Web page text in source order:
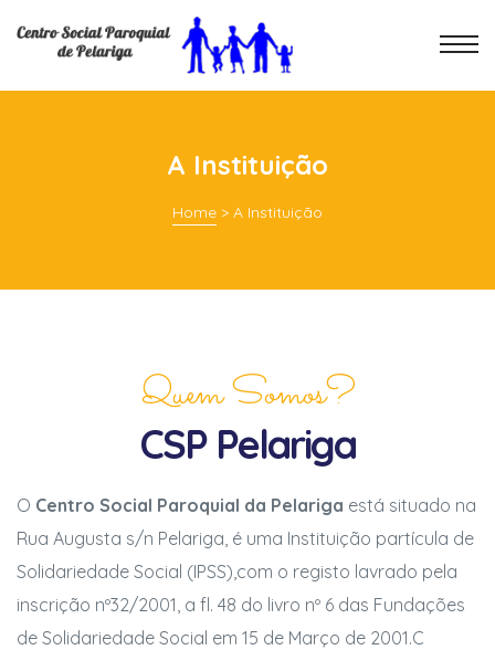
A Instituição
Home > A Instituição
Quem Somos?
CSP Pelariga
O Centro Social Paroquial da Pelariga está situado na
Rua Augusta s/n Pelariga, é uma Instituição partícula de
Solidariedade Social (IPSS),com o registo lavrado pela
inscrição nº32/2001, a fl. 48 do livro nº 6 das Fundações
de Solidariedade Social em 15 de Março de 2001.C